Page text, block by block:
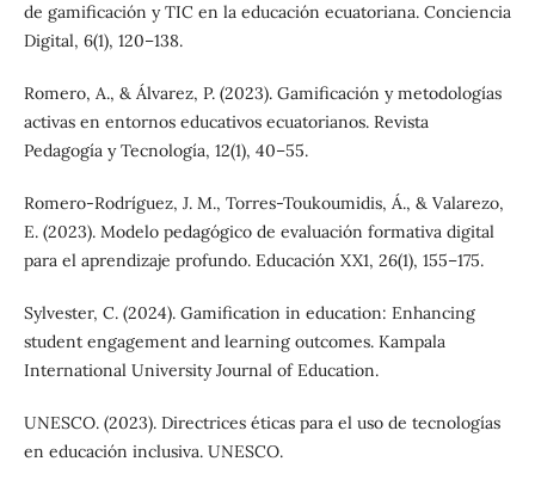
de gamificación y TIC en la educación ecuatoriana. Conciencia
Digital, 6(1), 120–138.
Romero, A., & Álvarez, P. (2023). Gamificación y metodologías
activas en entornos educativos ecuatorianos. Revista
Pedagogía y Tecnología, 12(1), 40–55.
Romero-Rodríguez, J. M., Torres-Toukoumidis, Á., & Valarezo,
E. (2023). Modelo pedagógico de evaluación formativa digital
para el aprendizaje profundo. Educación XX1, 26(1), 155–175.
Sylvester, C. (2024). Gamification in education: Enhancing
student engagement and learning outcomes. Kampala
International University Journal of Education.
UNESCO. (2023). Directrices éticas para el uso de tecnologías
en educación inclusiva. UNESCO.